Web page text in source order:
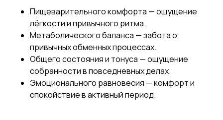
Пищеварительного комфорта — ощущение
лёгкости и привычного ритма.
Метаболического баланса — забота о
привычных обменных процессах.
Общего состояния и тонуса — ощущение
собранности в повседневных делах.
Эмоционального равновесия — комфорт и
спокойствие в активный период.